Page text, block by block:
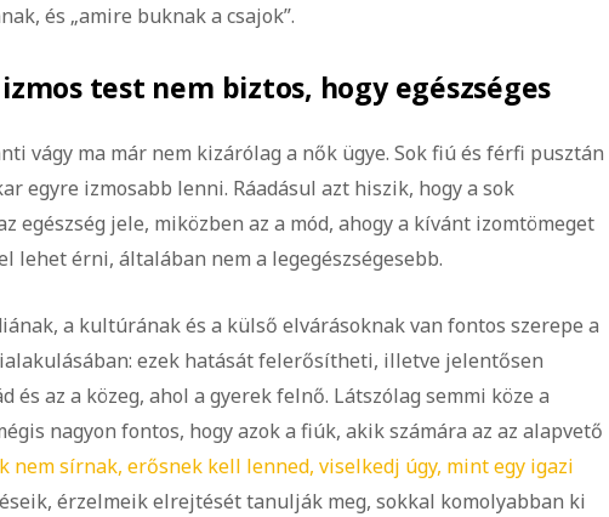
és „amire buknak a csajok”.
test nem biztos, hogy egészséges
vágy ma már nem kizárólag a nők ügye. Sok fiú és férfi pusztán
egyre izmosabb lenni. Ráadásul azt hiszik, hogy a sok
egészség jele, miközben az a mód, ahogy a kívánt izomtömeget
lehet érni, általában nem a legegészségesebb.
a kultúrának és a külső elvárásoknak van fontos szerepe a
ezek hatását felerősítheti, illetve jelentősen
és az a közeg, ahol a gyerek felnő. Látszólag semmi köze a
nagyon fontos, hogy azok a fiúk, akik számára az az alapvető
nem sírnak, erősnek kell lenned, viselkedj úgy, mint egy igazi
érzelmeik elrejtését tanulják meg, sokkal komolyabban ki